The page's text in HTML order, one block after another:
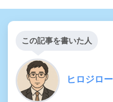
この記事を書いた人
ヒロジロー